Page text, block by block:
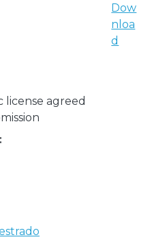
license agreed
Dow
nloa
d